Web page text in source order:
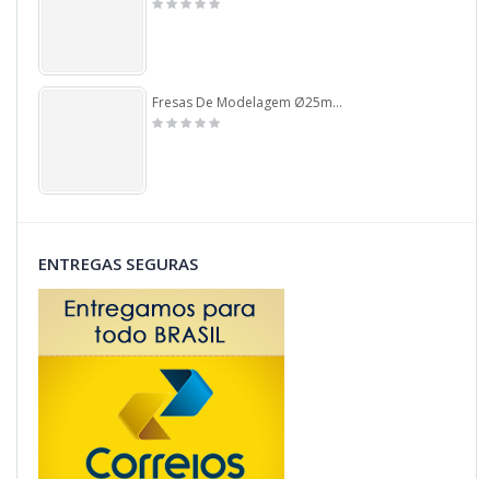
Fresas De Modelagem Ø25mm X 8,0mm Haste. (Ftr90)
ENTREGAS SEGURAS